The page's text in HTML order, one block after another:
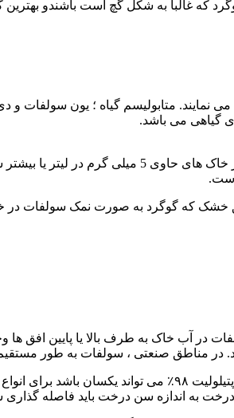
متابولیسم گیاه ؛ یون سولفات
گیاهی می باشد.
سولفات قابل جذب برای گیاهان به وسیله فرآیند پخشیدگی و
در آب خاک به طرف بالا یا پایین افق
در مناطق صنعتی ، سولفات به طور
پیچیدگی خواصی در عناصر خاک موجود می باشد که درهمه درمان های خاک
به اندازه سن درخت باید فاصله گذاری